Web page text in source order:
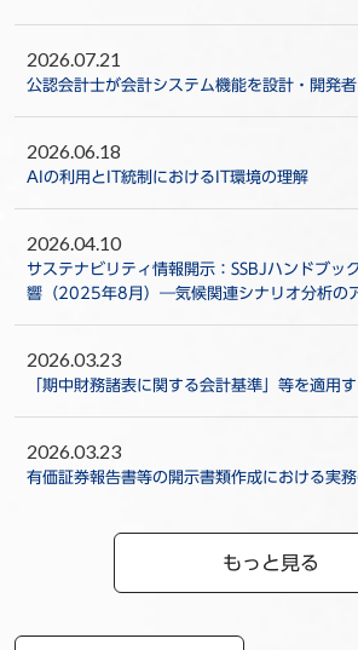
2026.07.21
公認会計士が会計システム機能を設計・開発
2026.06.18
AIの利用とIT統制におけるIT環境の理解
2026.04.10
サステナビリティ情報開示：SSBJハンドブッ
響（2025年8月）―気候関連シナリオ分析の
2026.03.23
「期中財務諸表に関する会計基準」等を適用
2026.03.23
有価証券報告書等の開示書類作成における実
もっと見る